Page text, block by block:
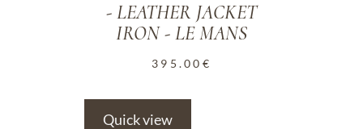
- LEATHER JACKET
IRON - LE MANS
395.00 €
Quick view